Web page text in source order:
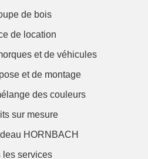
de bois
de location
et de véhicules
et de montage
des couleurs
sur mesure
HORNBACH
les services